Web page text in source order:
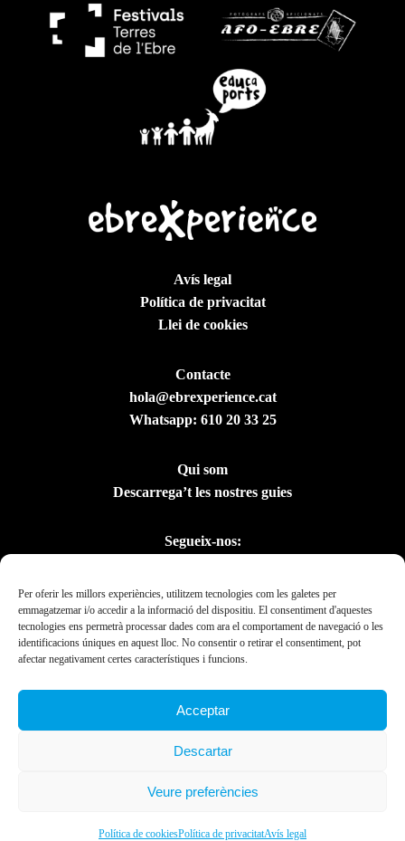
Per oferir les millors experiències, utilitzem tecnologies com les galetes per
emmagatzemar i/o accedir a la informació del dispositiu. El consentiment d'aquestes
tecnologies ens permetrà processar dades com ara el comportament de navegació o les
identificacions úniques en aquest lloc. No consentir o retirar el consentiment, pot
afectar negativament certes característiques i funcions.
Acceptar
Descartar
Veure preferències
Política de cookiesPolítica de privacitatAvís legal
Avís legal
Política de privacitat
Llei de cookies
Contacte
hola@ebrexperience.cat
Whatsapp: 610 20 33 25
Qui som
Descarrega’t les nostres guies
Segueix-nos:
Ebrexperience © 2019. All rights reserved 2023.
Presidència